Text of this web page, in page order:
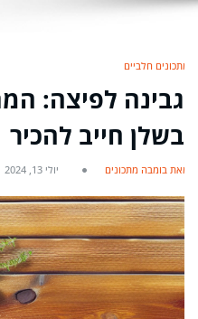
מתכונים חלביים
גבינה לפיצה:
בשלן חייב להכיר
מאת בומבה מתכונים יולי 13, 2024